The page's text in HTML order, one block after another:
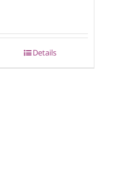
Details